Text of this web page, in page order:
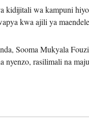
kidijitali wa kampuni
kwa ajili ya
Sooma Mukyala
nyenzo, rasilimali na